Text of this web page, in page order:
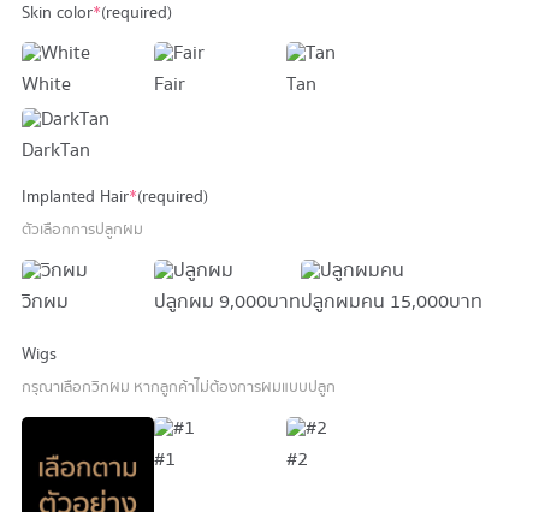
Skin color*(required)
White Fair Tan
DarkTan
Implanted Hair*(required)
ตัวเลือกการปลูกผม
วิกผม ปลูกผม 9,000 บาทปลูกผมคน 15,000 บาท
Wigs
กรุณาเลือกวิกผม หากลูกค้าไม่ต้องการผมแบบปลูก
#1 #2